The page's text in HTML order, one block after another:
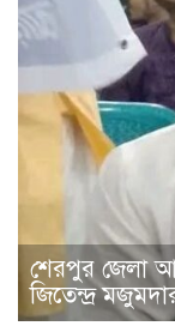
শেরপুর জেলা
জিতেন্দ্র